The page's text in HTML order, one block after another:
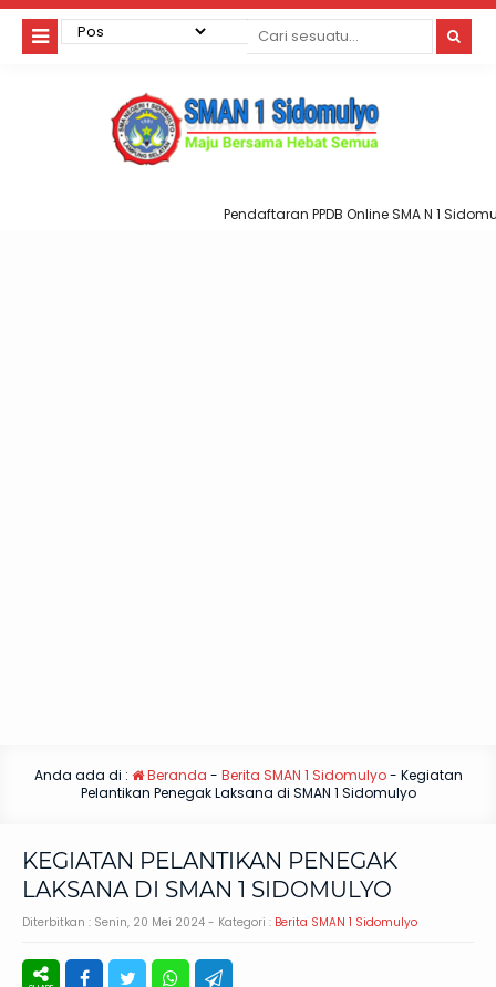
Pendaftaran PPDB Online SMA N 1
Anda ada di : Beranda - Berita SMAN 1 Sidomulyo- Kegiatan
Pelantikan Penegak Laksana di SMAN 1 Sidomulyo
KEGIATAN PELANTIKAN PENEGAK
LAKSANA DI SMAN 1 SIDOMULYO
Diterbitkan : Senin, 20 Mei 2024 - Kategori : Berita SMAN 1 Sidomulyo